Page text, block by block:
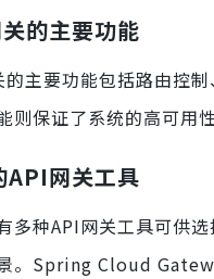
的主要功能
的主要功能包括路由控
则保证了系统的高可用
API网关工具
多种API网关工具可供
。Spring Cloud